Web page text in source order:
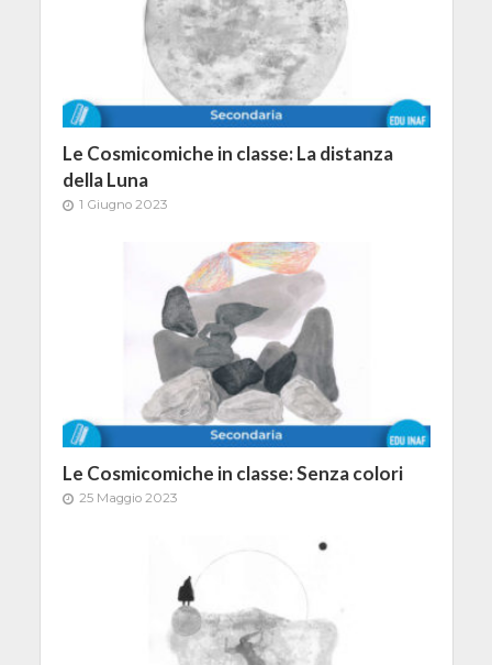
Le Cosmicomiche in classe: La distanza
della Luna
1 Giugno 2023
Le Cosmicomiche in classe: Senza colori
25 Maggio 2023